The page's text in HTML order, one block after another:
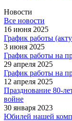
Новости
Все новости
16 июня 2025
График работы
3 июня 2025
График работы на
29 апреля 2025
График работы на
12 апреля 2025
Празднование 80-
войне
30 января 2023
Юбилей нашей